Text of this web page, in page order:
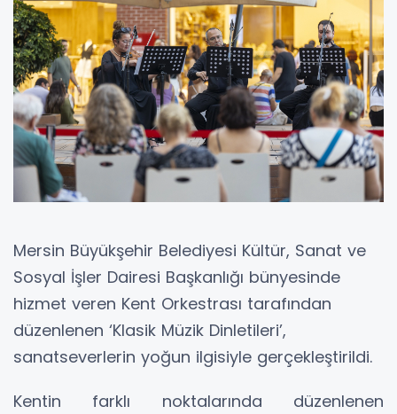
Mersin Büyükşehir Belediyesi Kültür, Sanat ve
Sosyal İşler Dairesi Başkanlığı bünyesinde
hizmet veren Kent Orkestrası tarafından
düzenlenen ‘Klasik Müzik Dinletileri’,
sanatseverlerin yoğun ilgisiyle gerçekleştirildi.
Kentin farklı noktalarında düzenlenen